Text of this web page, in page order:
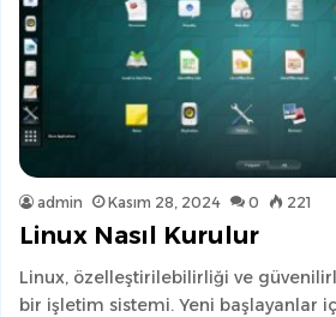
admin Kasım 28, 2024 0 221
Linux Nasıl Kurulur
Linux, özelleştirilebilirliği ve
bir işletim sistemi. Yeni başlayanlar